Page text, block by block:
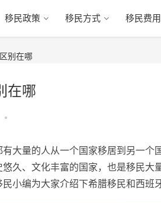
移民政策 移民方式 移民费用
别在哪
在哪
•
大量的人从一个国家移居到另一个
久、文化丰富的国家，也是移民大
小编为大家介绍下希腊移民和西班